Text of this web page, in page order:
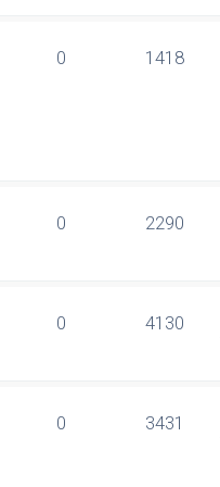
0 1418
0 2290
0 4130
0 3431